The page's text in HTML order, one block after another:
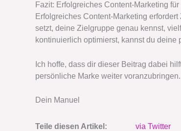
Fazit: Erfolgreiches Content-Marketing
Erfolgreiches Content-Marketing
setzt, deine Zielgruppe genau kennst,
kontinuierlich optimierst, kannst du
Ich hoffe, dass dir dieser Beitrag dabei
persönliche Marke weiter voranzubringen.
Dein Manuel
Teile diesen Artikel: via Twitter